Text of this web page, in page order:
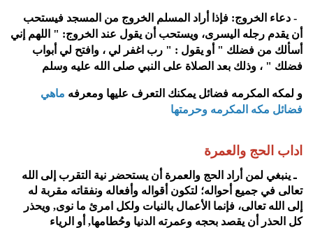
8- دعاء الخروج: فإذا أراد المسلم الخروج من المسجد فيستحب
أن يقدم رجله اليسرى، ويستحب أن يقول عند الخروج: " اللهم إني
أسألك من فضلك " أو يقول : " رب اغفر لي ، وافتح لي أبواب
فضلك " ، وذلك بعد الصلاة على النبي صلى الله عليه وسلم
و لمكه المكرمه فضائل يمكنك التعرف عليها ومعرفه ماهي
فضائل مكه المكرمه وحرمتها
اداب الحج والعمرة
1ـ ينبغي لمن أراد الحج والعمرة أن يستحضر نية التقرب إلى الله
تعالى في جميع أحواله؛ لتكون أقواله وأفعاله ونفقاته مقربة له
إلى الله تعالى، فإنما الأعمال بالنيات ولكل امرئ ما نوى, ويحذر
كل الحذر أن يقصد بحجه وعمرته الدنيا وحُطامها, أو الرياء